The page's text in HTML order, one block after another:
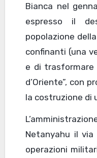
Bianca nel
espresso il
popolazione
confinanti (una
e di trasformare
d’Oriente”, con
la costruzione di
Netanyahu il
operazioni